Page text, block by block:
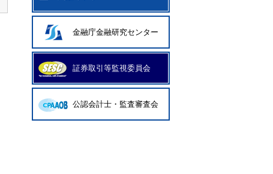
金融庁金融研究センター
証券取引等監視委員会
公認会計士・監査審査会